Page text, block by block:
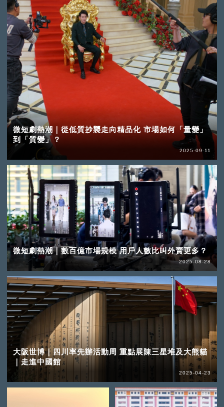
微短劇熱潮｜從低質抄襲走向精品化 市場如何「量變」
到「質變」？
2025-09-11
微短劇熱潮｜數百億市場規模 用戶人數比叫外賣更多？
2025-08-28
大阪世博｜四川率先辦活動周 重點展陳三星堆及大熊貓
｜走進中國館
2025-04-23